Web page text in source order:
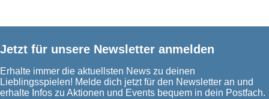
Jetzt für unsere Newsletter anmelden
Erhalte immer die aktuellsten News zu deinen
Lieblingsspielen! Melde dich jetzt für den Newsletter an und
erhalte Infos zu Aktionen und Events bequem in dein Postfach.